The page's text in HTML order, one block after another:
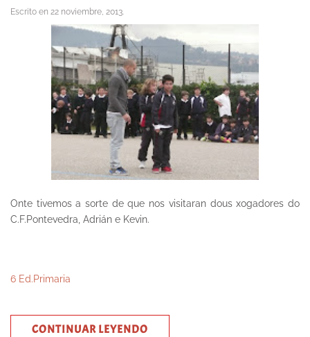
Escrito en 22 noviembre, 2013
Onte tivemos a sorte de que nos visitaran dous xogadores do
C.F.Pontevedra, Adrián e Kevin.
6 Ed.Primaria
CONTINUAR LEYENDO